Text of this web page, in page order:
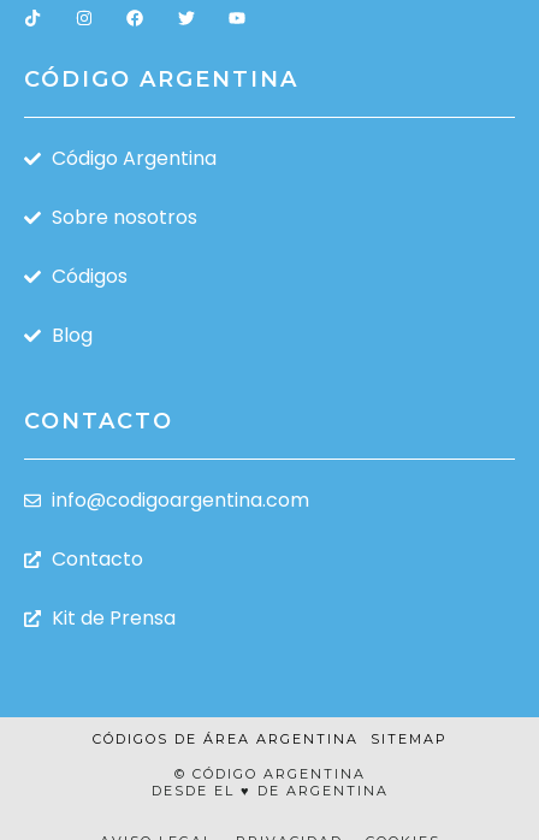
CÓDIGO ARGENTINA
Código Argentina
Sobre nosotros
Códigos
Blog
CONTACTO
info@codigoargentina.com
Contacto
Kit de Prensa
© CÓDIGO ARGENTINA
DESDE EL ♥ DE ARGENTINA
CÓDIGOS DE ÁREA ARGENTINA SITEMAP